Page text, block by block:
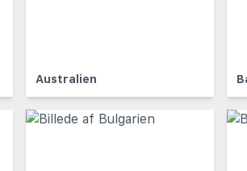
Australien